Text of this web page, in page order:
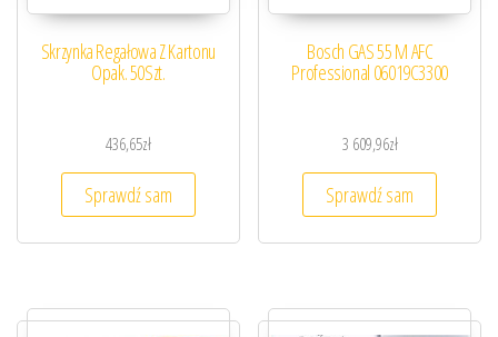
Skrzynka Regałowa Z Kartonu
Opak. 50Szt.
436,65zł
Sprawdź sam
Bosch GAS 55 M AFC
Professional 06019C3300
3 609,96zł
Sprawdź sam